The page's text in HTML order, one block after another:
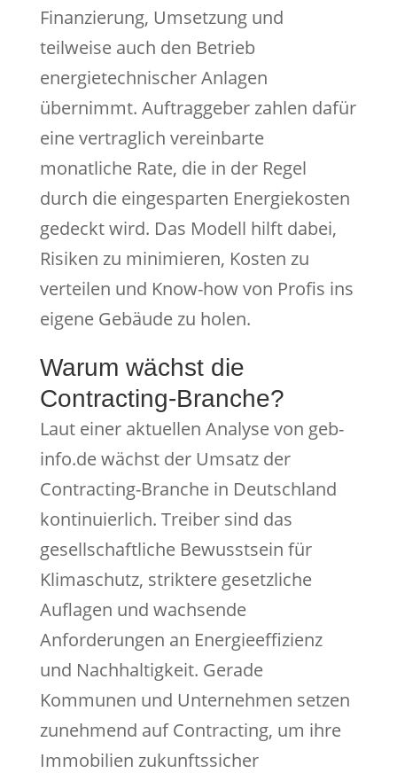
Finanzierung, Umsetzung und
teilweise auch den Betrieb
energietechnischer Anlagen
übernimmt. Auftraggeber zahlen dafür
eine vertraglich vereinbarte
monatliche Rate, die in der Regel
durch die eingesparten Energiekosten
gedeckt wird. Das Modell hilft dabei,
Risiken zu minimieren, Kosten zu
verteilen und Know-how von Profis ins
eigene Gebäude zu holen.
Warum wächst die
Contracting-Branche?
Laut einer aktuellen Analyse von geb-
info.de wächst der Umsatz der
Contracting-Branche in Deutschland
kontinuierlich. Treiber sind das
gesellschaftliche Bewusstsein für
Klimaschutz, striktere gesetzliche
Auflagen und wachsende
Anforderungen an Energieeffizienz
und Nachhaltigkeit. Gerade
Kommunen und Unternehmen setzen
zunehmend auf Contracting, um ihre
Immobilien zukunftssicher